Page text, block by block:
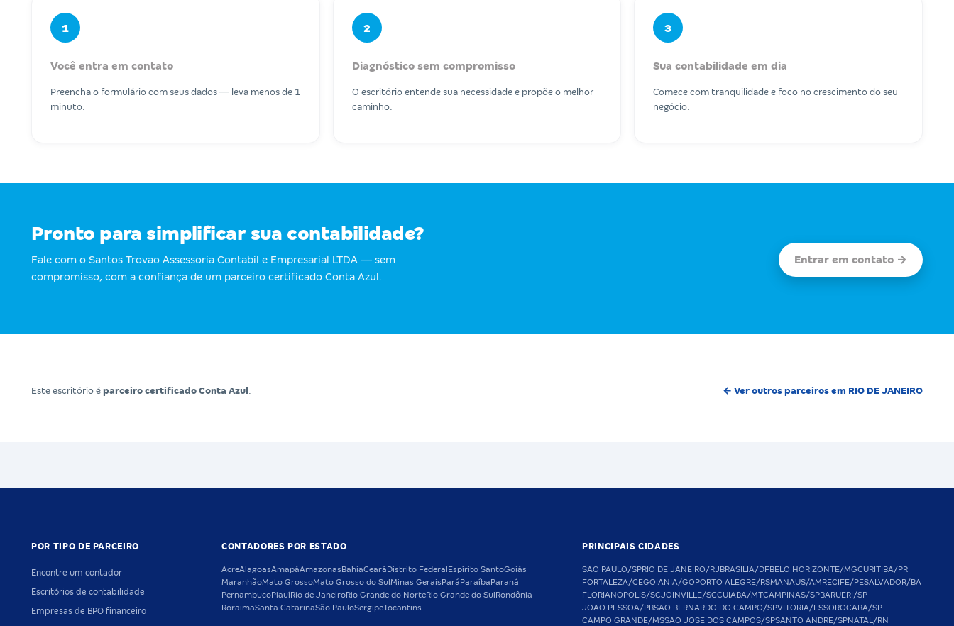
1
Você entra em contato
Preencha o formulário com seus dados — leva menos de 1
minuto.
2
Diagnóstico sem compromisso
O escritório entende sua necessidade e propõe o melhor
caminho.
3
Sua contabilidade em dia
Comece com tranquilidade e foco no crescimento do seu
negócio.
Pronto para simplificar sua contabilidade?
Fale com o Santos Trovao Assessoria Contabil e Empresarial LTDA — sem
compromisso, com a confiança de um parceiro certificado Conta Azul.
Entrar em contato →
Este escritório é parceiro certificado Conta Azul . ← Ver outros parceiros em RIO DE JANEIRO
POR TIPO DE PARCEIRO
Encontre um contador
Escritórios de contabilidade
Empresas de BPO financeiro
CONTADORES POR ESTADO
AcreAlagoasAmapáAmazonasBahiaCearáDistrito FederalEspírito SantoGoiás
MaranhãoMato GrossoMato Grosso do SulMinas GeraisParáParaíbaParaná
PernambucoPiauíRio de JaneiroRio Grande do NorteRio Grande do SulRondônia
RoraimaSanta CatarinaSão PauloSergipeTocantins
PRINCIPAIS CIDADES
SAO PAULO/SPRIO DE JANEIRO/RJBRASILIA/DFBELO HORIZONTE/MGCURITIBA/PR
FORTALEZA/CEGOIANIA/GOPORTO ALEGRE/RSMANAUS/AMRECIFE/PESALVADOR/BA
FLORIANOPOLIS/SCJOINVILLE/SCCUIABA/MTCAMPINAS/SPBARUERI/SP
JOAO PESSOA/PBSAO BERNARDO DO CAMPO/SPVITORIA/ESSOROCABA/SP
CAMPO GRANDE/MSSAO JOSE DOS CAMPOS/SPSANTO ANDRE/SPNATAL/RN